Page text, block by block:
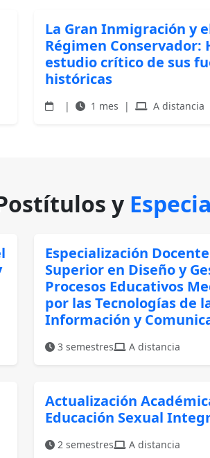
La Gran Inmigración y
Régimen Conservador:
estudio crítico de sus
históricas
| 1 mes | A distancia
y
Especialización
Superior en Diseño y
Procesos Educativos
por las Tecnologías de
Información y
3 semestres A distancia
Actualización
Educación Sexual
2 semestres A distancia